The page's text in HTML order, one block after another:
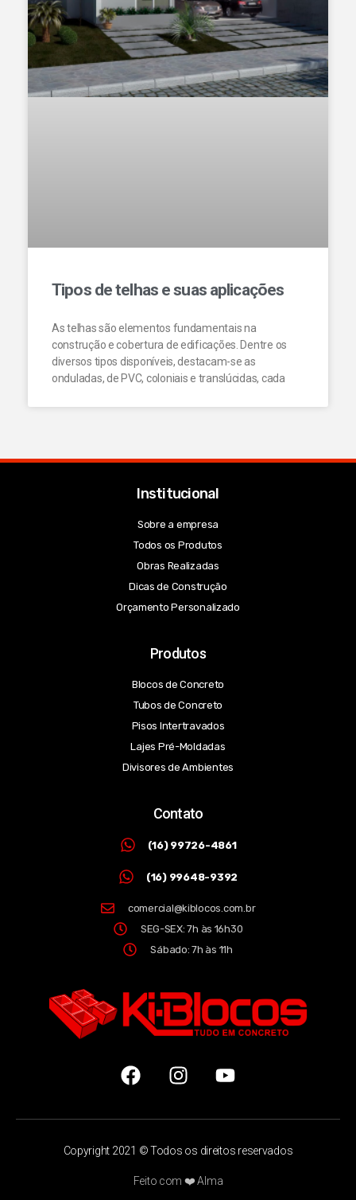
Tipos de telhas e suas aplicações
As telhas são elementos fundamentais na
construção e cobertura de edificações. Dentre os
diversos tipos disponíveis, destacam-se as
onduladas, de PVC, coloniais e translúcidas, cada
Institucional
Sobre a empresa
Todos os Produtos
Obras Realizadas
Dicas de Construção
Orçamento Personalizado
Produtos
Blocos de Concreto
Tubos de Concreto
Pisos Intertravados
Lajes Pré-Moldadas
Divisores de Ambientes
Contato
(16) 99726-4861
(16) 99648-9392
comercial@kiblocos.com.br
SEG-SEX: 7h às 16h30
Sábado: 7h às 11h
Copyright 2021 © Todos os direitos reservados
Feito com ❤️ Alma